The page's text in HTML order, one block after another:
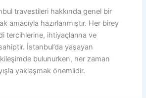
travestileri hakkında genel bir
amacıyla hazırlanmıştır. Her birey
tercihlerine, ihtiyaçlarına ve
İstanbul’da yaşayan
bulunurken, her zaman
yaklaşmak önemlidir.